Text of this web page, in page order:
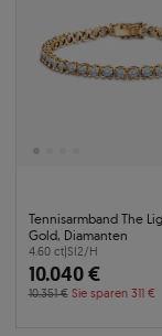
Tennisarmband The
Gold, Diamanten
4.60 ct|SI2/H
10.040 €
10.351 € Sie sparen 311 €